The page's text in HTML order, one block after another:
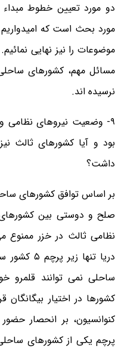
دو مورد تعیین خطوط
مورد بحث است که امیدواریم
موضوعات را نیز نهایی
مسائل مهم، کشورهای
نرسیده اند.
۹- وضعیت نیروهای نظامی
بود و آیا کشورهای ثالث
داشت؟
بر اساس توافق کشورهای
صلح و دوستی بین
نظامی ثالث در خزر ممنوع
دریا
ساحلی نمی توانند قلمرو
کشورها در اختیار
کنوانسیون، بر انحصار
پرچم یکی از کشورهای